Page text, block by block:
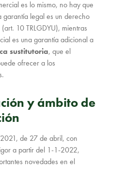
es lo mismo, no hay que
garantía legal es un derecho
10 TRLGDYU), mientras
es una garantía adicional a
sustitutoria, que el
ofrecer a los
y ámbito de
de 27 de abril, con
a partir del 1-1-2022,
novedades en el